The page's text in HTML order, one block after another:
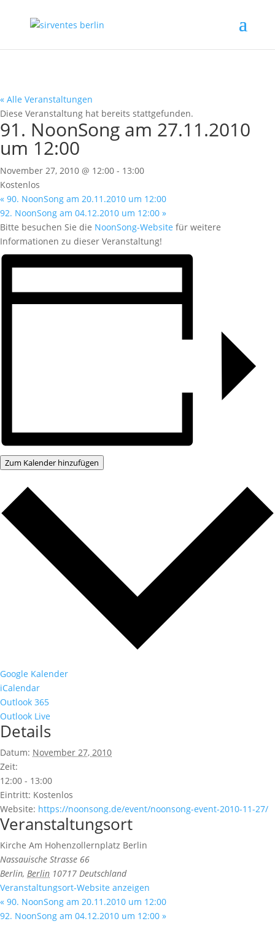
« Alle Veranstaltungen
Diese Veranstaltung hat bereits stattgefunden.
91. NoonSong am 27.11.2010
um 12:00
November 27, 2010 @ 12:00 - 13:00
Kostenlos
« 90. NoonSong am 20.11.2010 um 12:00
92. NoonSong am 04.12.2010 um 12:00 »
Bitte besuchen Sie die NoonSong-Website für weitere
Informationen zu dieser Veranstaltung!
Zum Kalender hinzufügen
Google Kalender
iCalendar
Outlook 365
Outlook Live
Details
Datum: November 27, 2010
Zeit:
12:00 - 13:00
Eintritt: Kostenlos
Website: https://noonsong.de/event/noonsong-event-2010-11-27/
Veranstaltungsort
Kirche Am Hohenzollernplatz Berlin
Nassauische Strasse 66
Berlin, Berlin 10717 Deutschland
Veranstaltungsort-Website anzeigen
« 90. NoonSong am 20.11.2010 um 12:00
92. NoonSong am 04.12.2010 um 12:00 »